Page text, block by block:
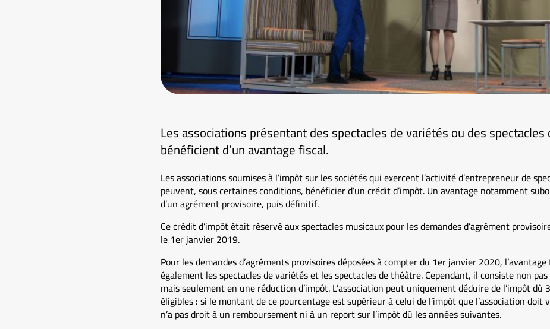
Les associations présentant des spectacles de variétés ou des
bénéficient d’un avantage fiscal.
Les associations soumises à l’impôt sur les sociétés qui exercent l’activité d’entrepreneur de
peuvent, sous certaines conditions, bénéficier d’un crédit d’impôt. Un avantage notamment
d’un agrément provisoire, puis définitif.
Ce crédit d’impôt était réservé aux spectacles musicaux pour les demandes d’agrément
le 1er janvier 2019.
Pour les demandes d’agréments provisoires déposées à compter du 1er janvier 2020,
également les spectacles de variétés et les spectacles de théâtre. Cependant, il consiste non
mais seulement en une réduction d’impôt. L’association peut uniquement déduire de l’impôt dû
éligibles : si le montant de ce pourcentage est supérieur à celui de l’impôt que l’association doit
n’a pas droit à un remboursement ni à un report sur l’impôt dû les années suivantes.